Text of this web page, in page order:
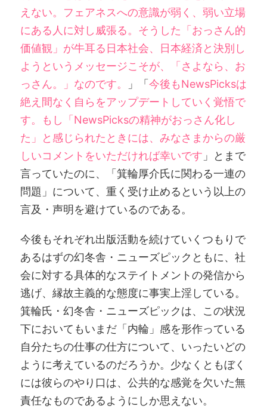
えない。フェアネスへの意識が弱く、弱い立場
にある人に対し威張る。そうした「おっさん的
価値観」が牛耳る日本社会、日本経済と決別し
ようというメッセージこそが、「さよなら、お
っさん。」なのです。
」「 今後もNewsPicksは
絶え間なく自らをアップデートしていく覚悟で
す。もし「NewsPicksの精神がおっさん化し
た」と感じられたときには、みなさまからの厳
しいコメントをいただければ幸いです 」とまで
言っていたのに、「箕輪厚介氏に関わる一連の
問題」について、重く受け止めるという以上の
言及・声明を避けているのである。
今後もそれぞれ出版活動を続けていくつもりで
あるはずの幻冬舎・ニューズピックともに、社
会に対する具体的なステイトメントの発信から
逃げ、縁故主義的な態度に事実上淫している。
箕輪氏・幻冬舎・ニューズピックは、この状況
下においてもいまだ「内輪」感を形作っている
自分たちの仕事の仕方について、いったいどの
ように考えているのだろうか。少なくともぼく
には彼らのやり口は、公共的な感覚を欠いた無
責任なものであるようにしか思えない。